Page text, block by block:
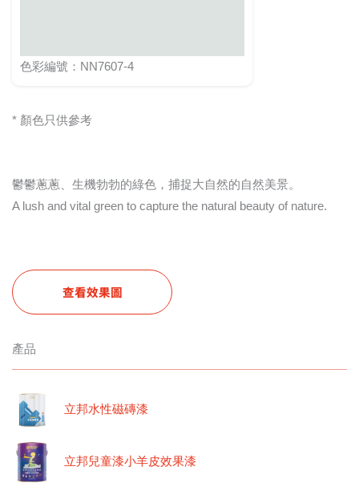
色彩編號：NN7607-4
* 顏色只供參考
鬱鬱蔥蔥、生機勃勃的綠色，捕捉大自然的自然美景。
A lush and vital green to capture the natural beauty of nature.
查看效果圖
產品
立邦水性磁磚漆
立邦兒童漆小羊皮效果漆